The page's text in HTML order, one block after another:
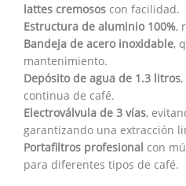
lattes cremosos con facilidad.
Estructura de aluminio 100%,
Bandeja de acero inoxidable,
mantenimiento.
Depósito de agua de 1.3 litros
continua de café.
Electroválvula de 3 vías,
garantizando una extracción
Portafiltros profesional con
para diferentes tipos de café.